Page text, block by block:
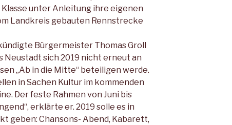
Klasse unter Anleitung ihre eigenen
Landkreis gebauten Rennstrecke
Bürgermeister Thomas Groll
Neustadt sich 2019 nicht erneut an
„Ab in die Mitte“ beteiligen werde.
in Sachen Kultur im kommenden
Der feste Rahmen von Juni bis
erklärte er. 2019 solle es in
geben: Chansons- Abend, Kabarett,